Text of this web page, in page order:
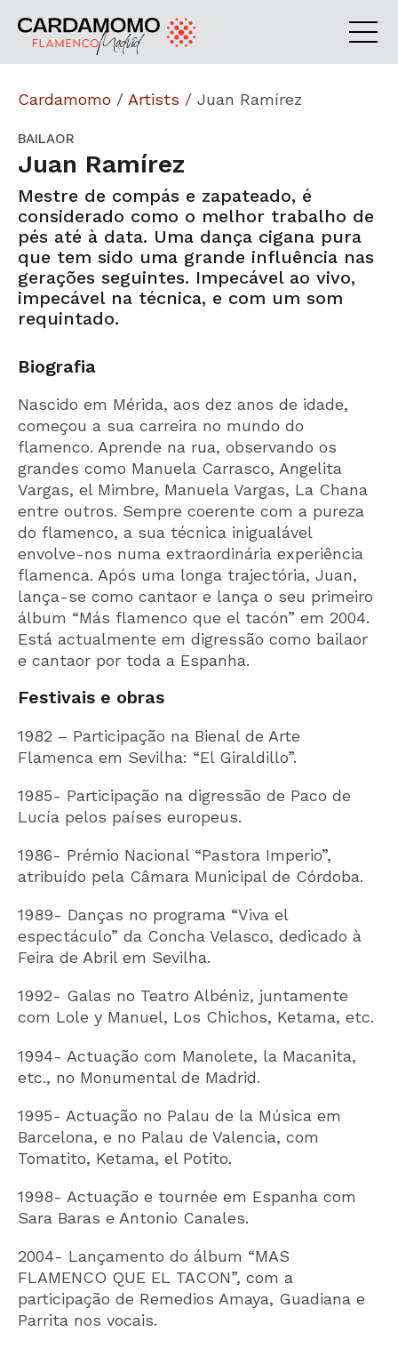
Cardamomo / Artists / Juan Ramírez
BAILAOR
Juan Ramírez
Mestre de compás e zapateado, é
considerado como o melhor trabalho de
pés até à data. Uma dança cigana pura
que tem sido uma grande influência nas
gerações seguintes. Impecável ao vivo,
impecável na técnica, e com um som
requintado.
Biografia
Nascido em Mérida, aos dez anos de idade,
começou a sua carreira no mundo do
flamenco. Aprende na rua, observando os
grandes como Manuela Carrasco, Angelita
Vargas, el Mimbre, Manuela Vargas, La Chana
entre outros. Sempre coerente com a pureza
do flamenco, a sua técnica inigualável
envolve-nos numa extraordinária experiência
flamenca. Após uma longa trajectória, Juan,
lança-se como cantaor e lança o seu primeiro
álbum “Más flamenco que el tacón” em 2004.
Está actualmente em digressão como bailaor
e cantaor por toda a Espanha.
Festivais e obras
1982 – Participação na Bienal de Arte
Flamenca em Sevilha: “El Giraldillo”.
1985- Participação na digressão de Paco de
Lucía pelos países europeus.
1986- Prémio Nacional “Pastora Imperio”,
atribuído pela Câmara Municipal de Córdoba.
1989- Danças no programa “Viva el
espectáculo” da Concha Velasco, dedicado à
Feira de Abril em Sevilha.
1992- Galas no Teatro Albéniz, juntamente
com Lole y Manuel, Los Chichos, Ketama, etc.
1994- Actuação com Manolete, la Macanita,
etc., no Monumental de Madrid.
1995- Actuação no Palau de la Música em
Barcelona, e no Palau de Valencia, com
Tomatito, Ketama, el Potito.
1998- Actuação e tournée em Espanha com
Sara Baras e Antonio Canales.
2004- Lançamento do álbum “MAS
FLAMENCO QUE EL TACON”, com a
participação de Remedios Amaya, Guadiana e
Parrita nos vocais.